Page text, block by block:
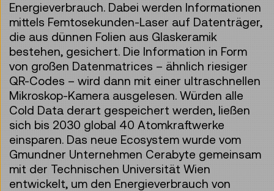
Energieverbrauch. Dabei werden Informationen
mittels Femtosekunden-Laser auf Datenträger,
die aus dünnen Folien aus Glaskeramik
bestehen, gesichert. Die Information in Form
von großen Datenmatrices – ähnlich riesiger
QR-Codes – wird dann mit einer ultraschnellen
Mikroskop-Kamera ausgelesen. Würden alle
Cold Data derart gespeichert werden, ließen
sich bis 2030 global 40 Atomkraftwerke
einsparen. Das neue Ecosystem wurde vom
Gmundner Unternehmen Cerabyte gemeinsam
mit der Technischen Universität Wien
entwickelt, um den Energieverbrauch von